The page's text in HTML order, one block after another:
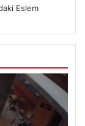
Eslem